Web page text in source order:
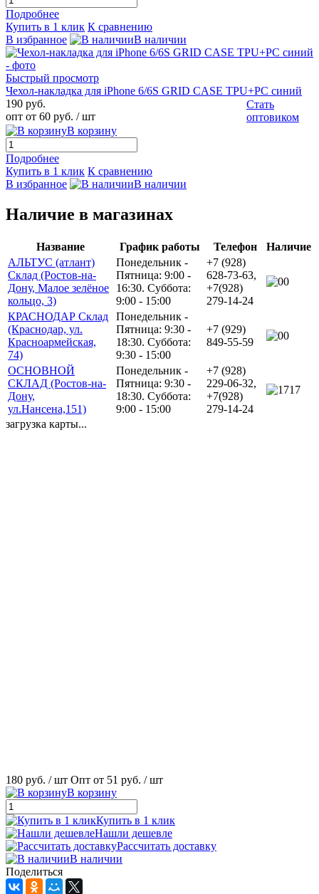
Подробнее
Купить в 1 клик К сравнению
В избранное
В наличии
Быстрый просмотр
Чехол-накладка для iPhone 6/6S GRID CASE TPU+PC синий
190 руб.
опт от 60 руб. / шт
Стать
оптовиком
В корзину
Подробнее
Купить в 1 клик К сравнению
В избранное
В наличии
Наличие в магазинах
Название График работы Телефон
Наличие
АЛЬТУС (атлант)
Склад (Ростов-на-
Дону, Малое зелёное
кольцо, 3)
Понедельник -
Пятница: 9:00 -
16:30. Суббота:
9:00 - 15:00
+7 (928)
628-73-63,
+7(928)
279-14-24
0
КРАСНОДАР Склад
(Краснодар, ул.
Красноармейская,
74)
Понедельник -
Пятница: 9:30 -
18:30. Суббота:
9:30 - 15:00
+7 (929)
849-55-59
0
ОСНОВНОЙ
СКЛАД (Ростов-на-
Дону,
ул.Нансена,151)
Понедельник -
Пятница: 9:30 -
18:30. Суббота:
9:00 - 15:00
+7 (928)
229-06-32,
+7(928)
279-14-24
17
загрузка карты...
180 руб. / шт Опт от 51 руб. / шт
В корзину
Купить в 1 клик
Нашли дешевле
Рассчитать доставку
В наличии
Поделиться